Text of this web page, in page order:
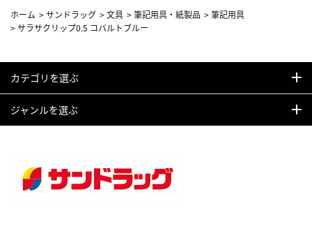
ホーム >サンドラッグ >文具 >筆記用具・紙製品 >筆記用具
>サラサクリップ0.5 コバルトブルー
カテゴリを選ぶ
ジャンルを選ぶ